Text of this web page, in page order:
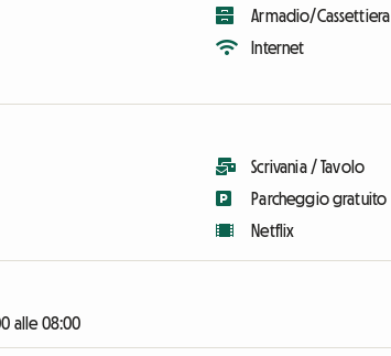
Armadio/Cassettiera
Internet
Scrivania / Tavolo
Parcheggio gratuito
Netflix
alle 08:00